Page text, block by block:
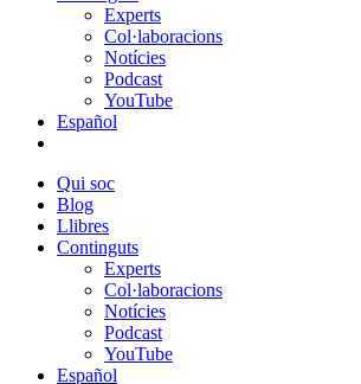
Experts
Col·laboracions
Notícies
Podcast
YouTube
Español
Qui soc
Blog
Llibres
Continguts
Experts
Col·laboracions
Notícies
Podcast
YouTube
Español